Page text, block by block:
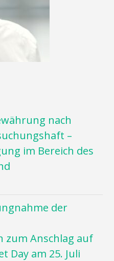
nach
–
im Bereich des
der
zum Anschlag auf
Day am 25. Juli